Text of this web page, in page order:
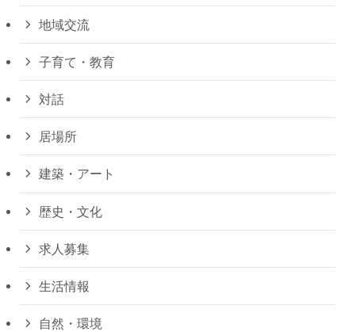
地域交流
子育て・教育
対話
居場所
建築・アート
歴史・文化
求人募集
生活情報
自然・環境